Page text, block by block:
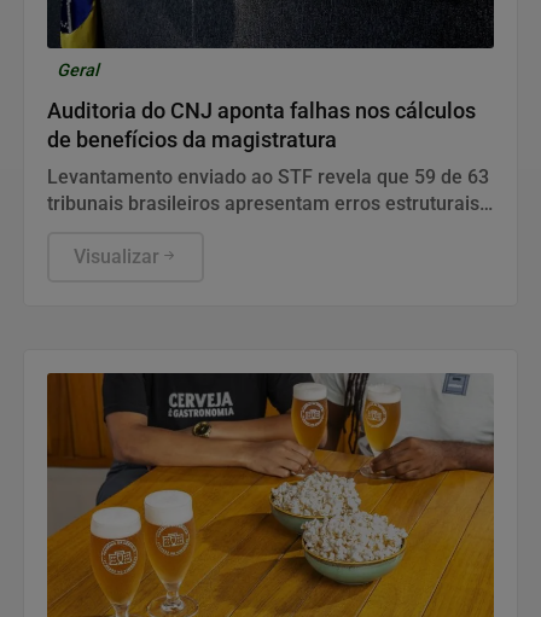
Geral
Auditoria do CNJ aponta falhas nos cálculos
de benefícios da magistratura
Levantamento enviado ao STF revela que 59 de 63
tribunais brasileiros apresentam erros estruturais
Visualizar